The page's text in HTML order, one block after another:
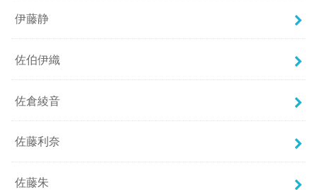
伊藤静
佐伯伊織
佐倉綾音
佐藤利奈
佐藤朱